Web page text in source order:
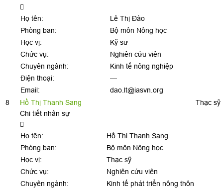
Họ tên:
Lê Thị Đào
Phòng ban:
Bộ môn Nông học
Học vị:
Kỹ sư
Chức vụ:
Nghiên cứu viên
Chuyên ngành:
Kinh tế nông nghiệp
Điện thoại:
—
Email:
dao.lt@iasvn.org
8
Hồ Thị Thanh Sang
Chi tiết nhân sự
Họ tên:
Hồ Thị Thanh Sang
Phòng ban:
Bộ môn Nông học
Học vị:
Thạc sỹ
Chức vụ:
Nghiên cứu viên
Chuyên ngành:
Kinh tế phát triển nông thôn
Thạc sỹ